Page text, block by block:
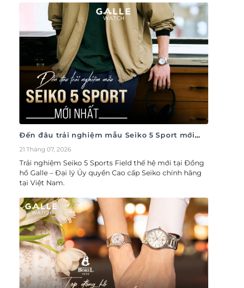
Đến đâu trải nghiệm mẫu Seiko 5 Sport mới
nhất
21 Tháng 07, 2026
Trải nghiệm Seiko 5 Sports Field thế hệ mới tại Đồng
hồ Galle – Đại lý Ủy quyền Cao cấp Seiko chính hãng
tại Việt Nam.